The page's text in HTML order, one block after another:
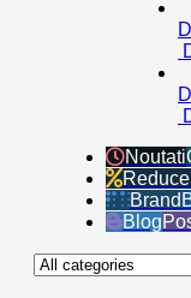
Noutati
Brand
Blog